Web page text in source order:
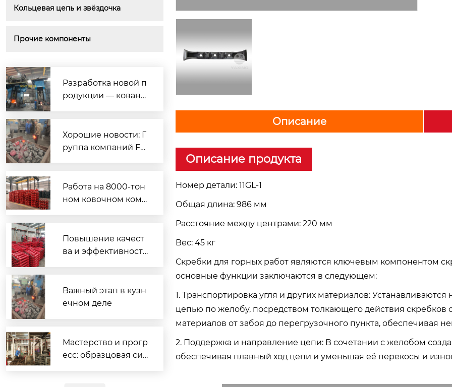
Кольцевая цепь и звёздочка
Прочие компоненты
Разработка новой п
родукции — кована
Хорошие новости: Г
руппа компаний Fe
бъемы производств
а, а ее кузнечные м
Работа на 8000-тон
ном ковочном комп
роизводство зубчат
ых реек устанавлив
Повышение качест
ва и эффективности
Хунвэя устанавлива
ет рекорд по объем
Важный этап в кузн
ечном деле
Мастерство и прогр
есс: образцовая сил
U-образный болт 4GL04-2
E-образный болт 35GL-2A
Описание
Описание продукта
Номер детали: 11GL-1
Общая длина: 986 мм
Расстояние между центрами: 220 мм
Вес: 45 кг
Скребки для горных работ являются ключевым компонентом
основные функции заключаются в следующем:
1. Транспортировка угля и других материалов:
цепью по желобу, посредством толкающего действия
материалов от забоя до перегрузочного пункта, обеспечивая
2. Поддержка и направление цепи: В сочетании с желобом
обеспечивая плавный ход цепи и уменьшая её перекосы и